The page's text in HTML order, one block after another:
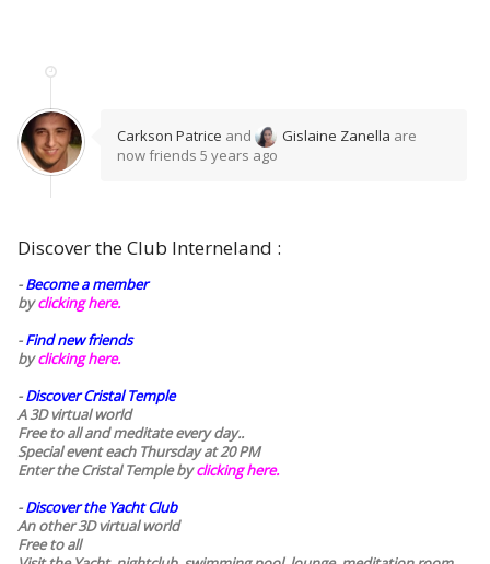
Carkson Patrice and Gislaine Zanella are
now friends 5 years ago
Discover the Club Interneland :
-Become a member
byclicking here.
-Find new friends
byclicking here.
-Discover Cristal Temple
A 3D virtual world
Free to all and meditate every day..
Special event each Thursday at 20 PM
Enter the Cristal Temple byclicking here.
-Discover the Yacht Club
An other 3D virtual world
Free to all